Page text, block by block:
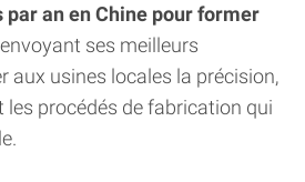
an en Chine pour former
envoyant ses meilleurs
aux usines locales la précision,
les procédés de fabrication qui